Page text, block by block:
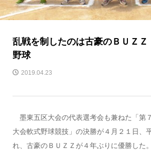
乱戦を制したのは古豪のＢＵＺ
野球
2019.04.23
墨東五区大会の代表選考会も兼ねた「第
大会軟式野球競技」の決勝が４月２１日、
れ、古豪のＢＵＺＺが４年ぶりに優勝した。